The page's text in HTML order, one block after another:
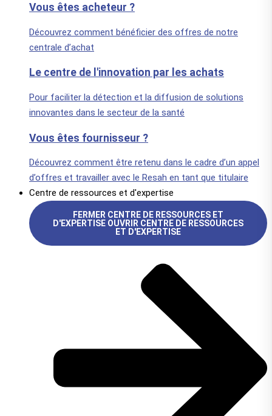
Vous êtes acheteur ?
Découvrez comment bénéficier des offres de notre
centrale d’achat
Le centre de l'innovation par les achats
Pour faciliter la détection et la diffusion de solutions
innovantes dans le secteur de la santé
Vous êtes fournisseur ?
Découvrez comment être retenu dans le cadre d’un appel
d’offres et travailler avec le Resah en tant que titulaire
Centre de ressources et d'expertise
FERMER CENTRE DE RESSOURCES ET
D'EXPERTISE OUVRIR CENTRE DE RESSOURCES
ET D'EXPERTISE